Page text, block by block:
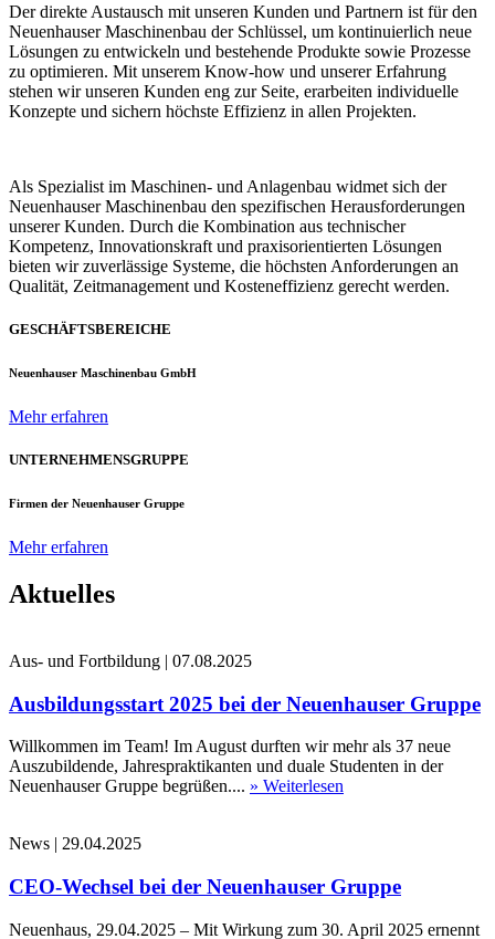
Der direkte Austausch mit unseren Kunden und Partnern ist für den
Neuenhauser Maschinenbau der Schlüssel, um kontinuierlich neue
Lösungen zu entwickeln und bestehende Produkte sowie Prozesse
zu optimieren. Mit unserem Know-how und unserer Erfahrung
stehen wir unseren Kunden eng zur Seite, erarbeiten individuelle
Konzepte und sichern höchste Effizienz in allen Projekten.
Als Spezialist im Maschinen- und Anlagenbau widmet sich der
Neuenhauser Maschinenbau den spezifischen Herausforderungen
unserer Kunden. Durch die Kombination aus technischer
Kompetenz, Innovationskraft und praxisorientierten Lösungen
bieten wir zuverlässige Systeme, die höchsten Anforderungen an
Qualität, Zeitmanagement und Kosteneffizienz gerecht werden.
GESCHÄFTSBEREICHE
Neuenhauser Maschinenbau GmbH
Mehr erfahren
UNTERNEHMENSGRUPPE
Firmen der Neuenhauser Gruppe
Mehr erfahren
Aktuelles
Aus- und Fortbildung | 07.08.2025
Ausbildungsstart 2025 bei der Neuenhauser Gruppe
Willkommen im Team! Im August durften wir mehr als 37 neue
Auszubildende, Jahrespraktikanten und duale Studenten in der
Neuenhauser Gruppe begrüßen.... » Weiterlesen
News | 29.04.2025
CEO-Wechsel bei der Neuenhauser Gruppe
Neuenhaus, 29.04.2025 – Mit Wirkung zum 30. April 2025 ernennt